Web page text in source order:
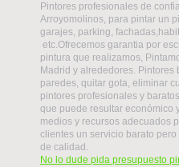
Pintores profesionales de
Arroyomolinos, para pintar un
garajes, parking,
etc.Ofrecemos garantia por
pintura que realizamos,
Madrid y alrededores.
paredes, quitar gota, eliminar
pintores profesionales y
que puede resultar económico
medios y recursos adecuados
clientes un servicio barato
de calidad.
No lo dude pida presupuesto